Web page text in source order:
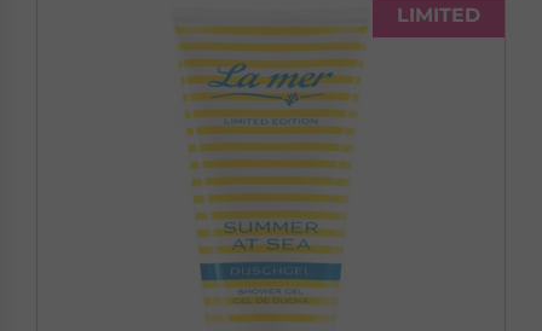
Exklusive Pflege-Highlights
Specials »
LIMITED